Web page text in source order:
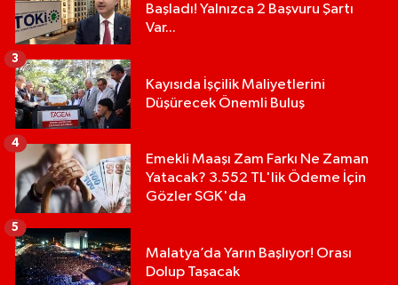
Başladı! Yalnızca 2 Başvuru Şartı
Var...
Kayısıda İşçilik Maliyetlerini
Düşürecek Önemli Buluş
3
Emekli Maaşı Zam Farkı Ne Zaman
Yatacak? 3.552 TL'lik Ödeme İçin
Gözler SGK'da
4
Malatya’da Yarın Başlıyor! Orası
Dolup Taşacak
5